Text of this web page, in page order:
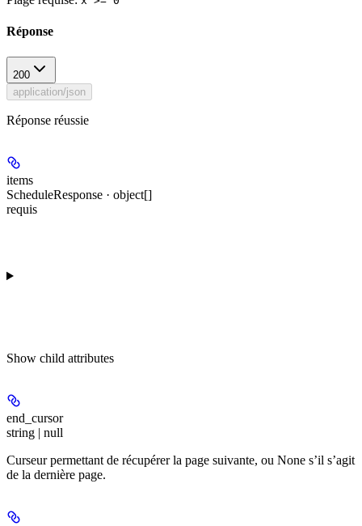
Réponse
200
application/json
Réponse réussie
items
ScheduleResponse · object[]
requis
Show child attributes
end_cursor
string | null
Curseur permettant de récupérer la page suivante, ou None s’il s’agit
de la dernière page.